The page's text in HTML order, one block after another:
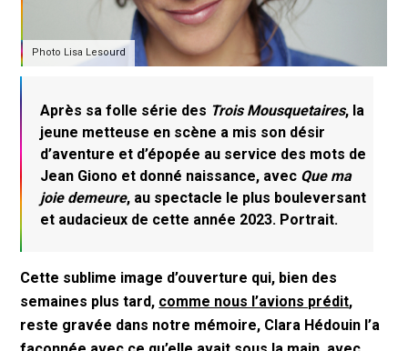
Photo Lisa Lesourd
Après sa folle série des Trois Mousquetaires, la
jeune metteuse en scène a mis son désir
d’aventure et d’épopée au service des mots de
Jean Giono et donné naissance, avec Que ma
joie demeure, au spectacle le plus bouleversant
et audacieux de cette année 2023. Portrait.
Cette sublime image d’ouverture qui, bien des
semaines plus tard, comme nous l’avions prédit,
reste gravée dans notre mémoire, Clara Hédouin l’a